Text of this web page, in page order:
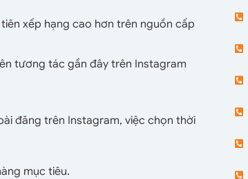
xếp hạng cao hơn trên nguồn cấp
tương tác gần đây trên Instagram
đăng trên Instagram, việc chọn thời
mục tiêu.